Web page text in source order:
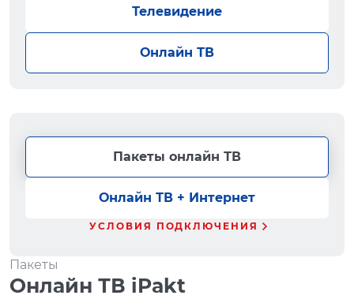
Телевидение
Онлайн ТВ
Пакеты онлайн ТВ
Онлайн ТВ + Интернет
УСЛОВИЯ ПОДКЛЮЧЕНИЯ
Пакеты
Онлайн ТВ iPakt